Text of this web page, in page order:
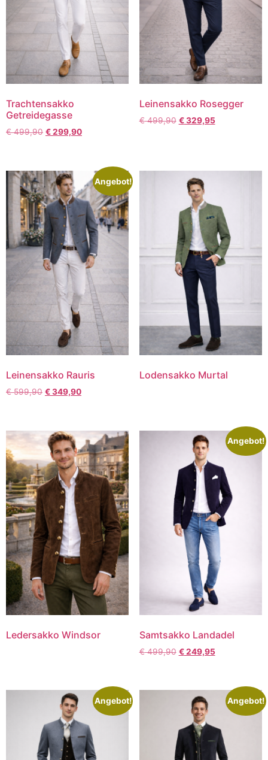
Trachtensakko
Getreidegasse
€499,90 €299,90
Leinensakko Rosegger
€499,90 €329,95
Angebot!
Leinensakko Rauris
€599,90 €349,90
Lodensakko Murtal
Ledersakko Windsor
Angebot!
Samtsakko Landadel
€499,90 €249,95
Angebot! Angebot!